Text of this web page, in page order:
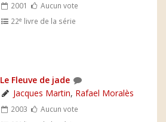
2001
Aucun vote
22e livre de la série
Le Fleuve de jade
Jacques Martin, Rafael Moralès
2003
Aucun vote